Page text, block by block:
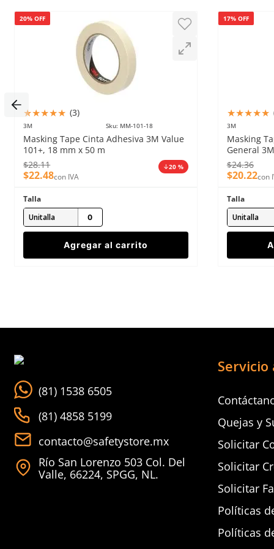
Enviar comentario
20% OFF
★★★★★ (3)
3M Sku: MM-101-18
Masking Tape Cinta Adhesiva 3M Value
101+, 18 mm x 50 m
$28.11
$22.48con IVA
20 %
Talla
Unitalla
Agregar al carrito
17% OFF
★★★★★
3M
Masking
General
$24.36
$20.22con
Talla
Unitalla
(81) 1538 6505
(81) 4858 5199
contacto@safetystore.mx
Río San Lorenzo 503 Col. Del
Valle, 66224, SPGG, NL.
Servicio
Quejas y
Solicitar
Solicitar
Solicitar
Políticas
Políticas